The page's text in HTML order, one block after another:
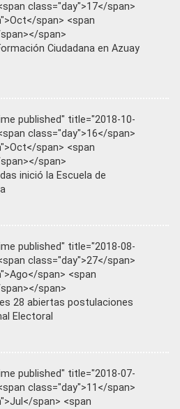
class="day">17</span>
span> <span
span>
Ciudadana en Azuay
published" title="2018-10-
class="day">16</span>
span> <span
span>
inició la Escuela de
published" title="2018-08-
class="day">27</span>
span> <span
span>
28 abiertas postulaciones
Electoral
published" title="2018-07-
class="day">11</span>
span> <span